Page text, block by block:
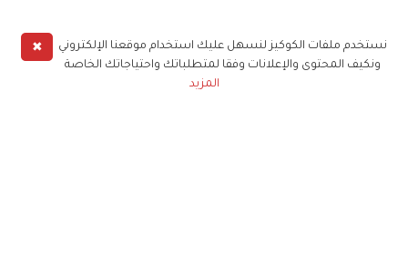
✖
نستخدم ملفات الكوكيز لنسهل عليك استخدام موقعنا الإلكتروني
ونكيف المحتوى والإعلانات وفقا لمتطلباتك واحتياجاتك الخاصة
المزيد